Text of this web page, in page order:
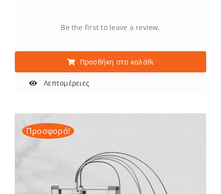
Be the first to leave a review.
Προσθήκη στο καλάθι
Λεπτομέρειες
Προσφορά!